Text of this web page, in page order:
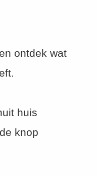
ontdek wat
huis
knop